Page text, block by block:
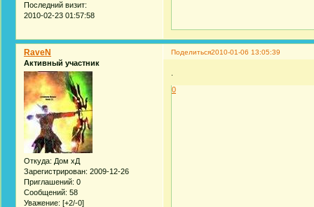
Последний визит:
2010-02-23 01:57:58
Поделиться2010-01-06 13:05:39
RaveN
Активный участник
Откуда: Дом хД
Зарегистрирован: 2009-12-26
Приглашений: 0
Сообщений: 58
Уважение: [+2/-0]
0